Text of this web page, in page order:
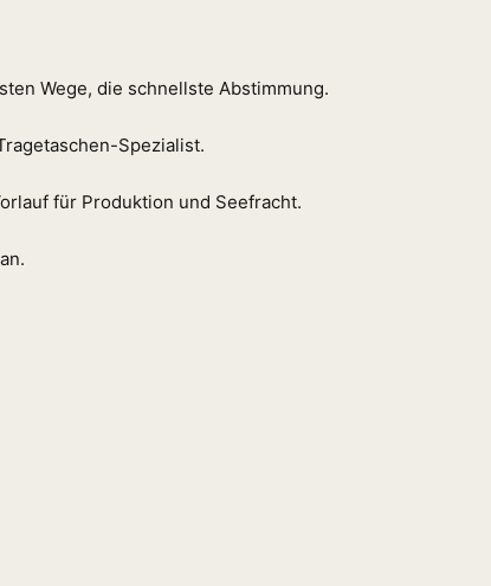
Wege, die schnellste Abstimmung.
Spezialist.
für Produktion und Seefracht.